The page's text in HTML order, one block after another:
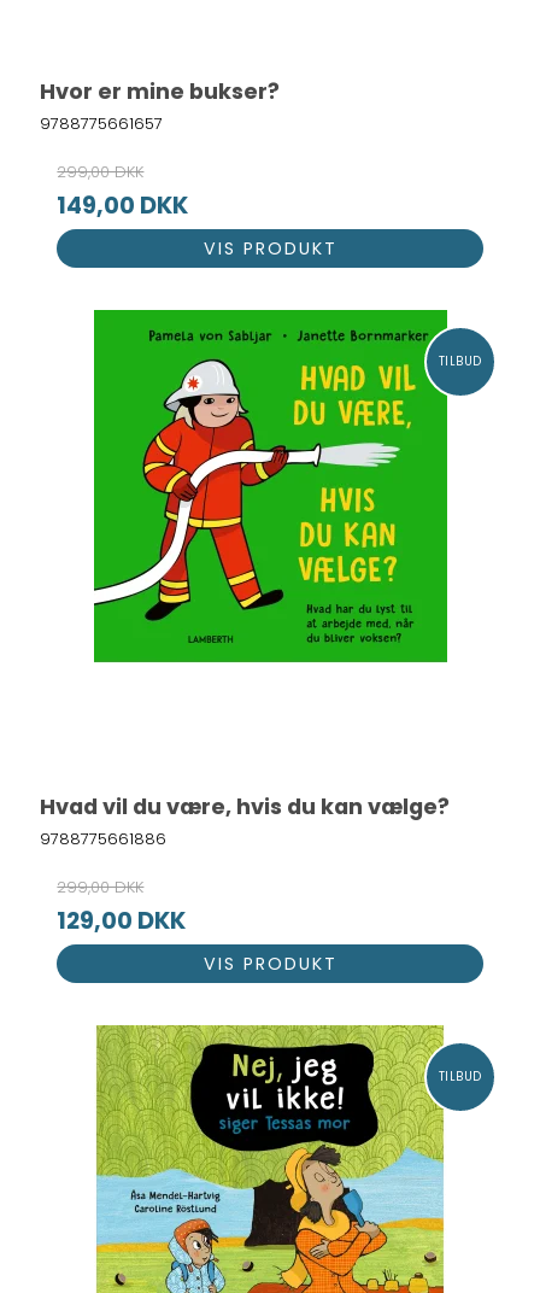
Hvor er mine bukser?
9788775661657
299,00 DKK
149,00 DKK
VIS PRODUKT
TILBUD
Hvad vil du være, hvis du kan vælge?
9788775661886
299,00 DKK
129,00 DKK
VIS PRODUKT
TILBUD